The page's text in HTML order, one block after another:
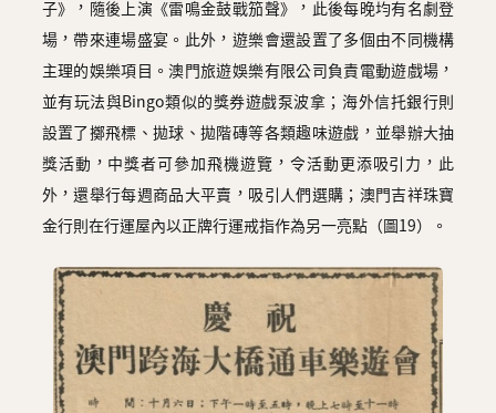
子》，隨後上演《雷鳴金鼓戰笳聲》，此後每晚均有名劇登
場，帶來連場盛宴。此外，遊樂會還設置了多個由不同機構
主理的娛樂項目。澳門旅遊娛樂有限公司負責電動遊戲場，
並有玩法與Bingo類似的獎券遊戲泵波拿；海外信托銀行則
設置了擲飛標、拋球、拋階磚等各類趣味遊戲，並舉辦大抽
獎活動，中獎者可參加飛機遊覽，令活動更添吸引力，此
外，還舉行每週商品大平賣，吸引人們選購；澳門吉祥珠寶
金行則在行運屋內以正牌行運戒指作為另一亮點（圖19）。